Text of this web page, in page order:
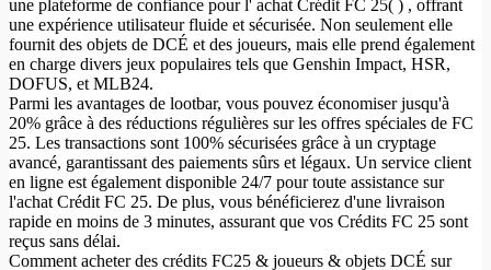
une plateforme de confiance pour l' achat Crédit FC 25( ) , offrant
une expérience utilisateur fluide et sécurisée. Non seulement elle
fournit des objets de DCÉ et des joueurs, mais elle prend également
en charge divers jeux populaires tels que Genshin Impact, HSR,
DOFUS, et MLB24.
Parmi les avantages de lootbar, vous pouvez économiser jusqu'à
20% grâce à des réductions régulières sur les offres spéciales de FC
25. Les transactions sont 100% sécurisées grâce à un cryptage
avancé, garantissant des paiements sûrs et légaux. Un service client
en ligne est également disponible 24/7 pour toute assistance sur
l'achat Crédit FC 25. De plus, vous bénéficierez d'une livraison
rapide en moins de 3 minutes, assurant que vos Crédits FC 25​ sont
reçus sans délai.
Comment acheter des crédits FC25 & joueurs & objets DCÉ sur